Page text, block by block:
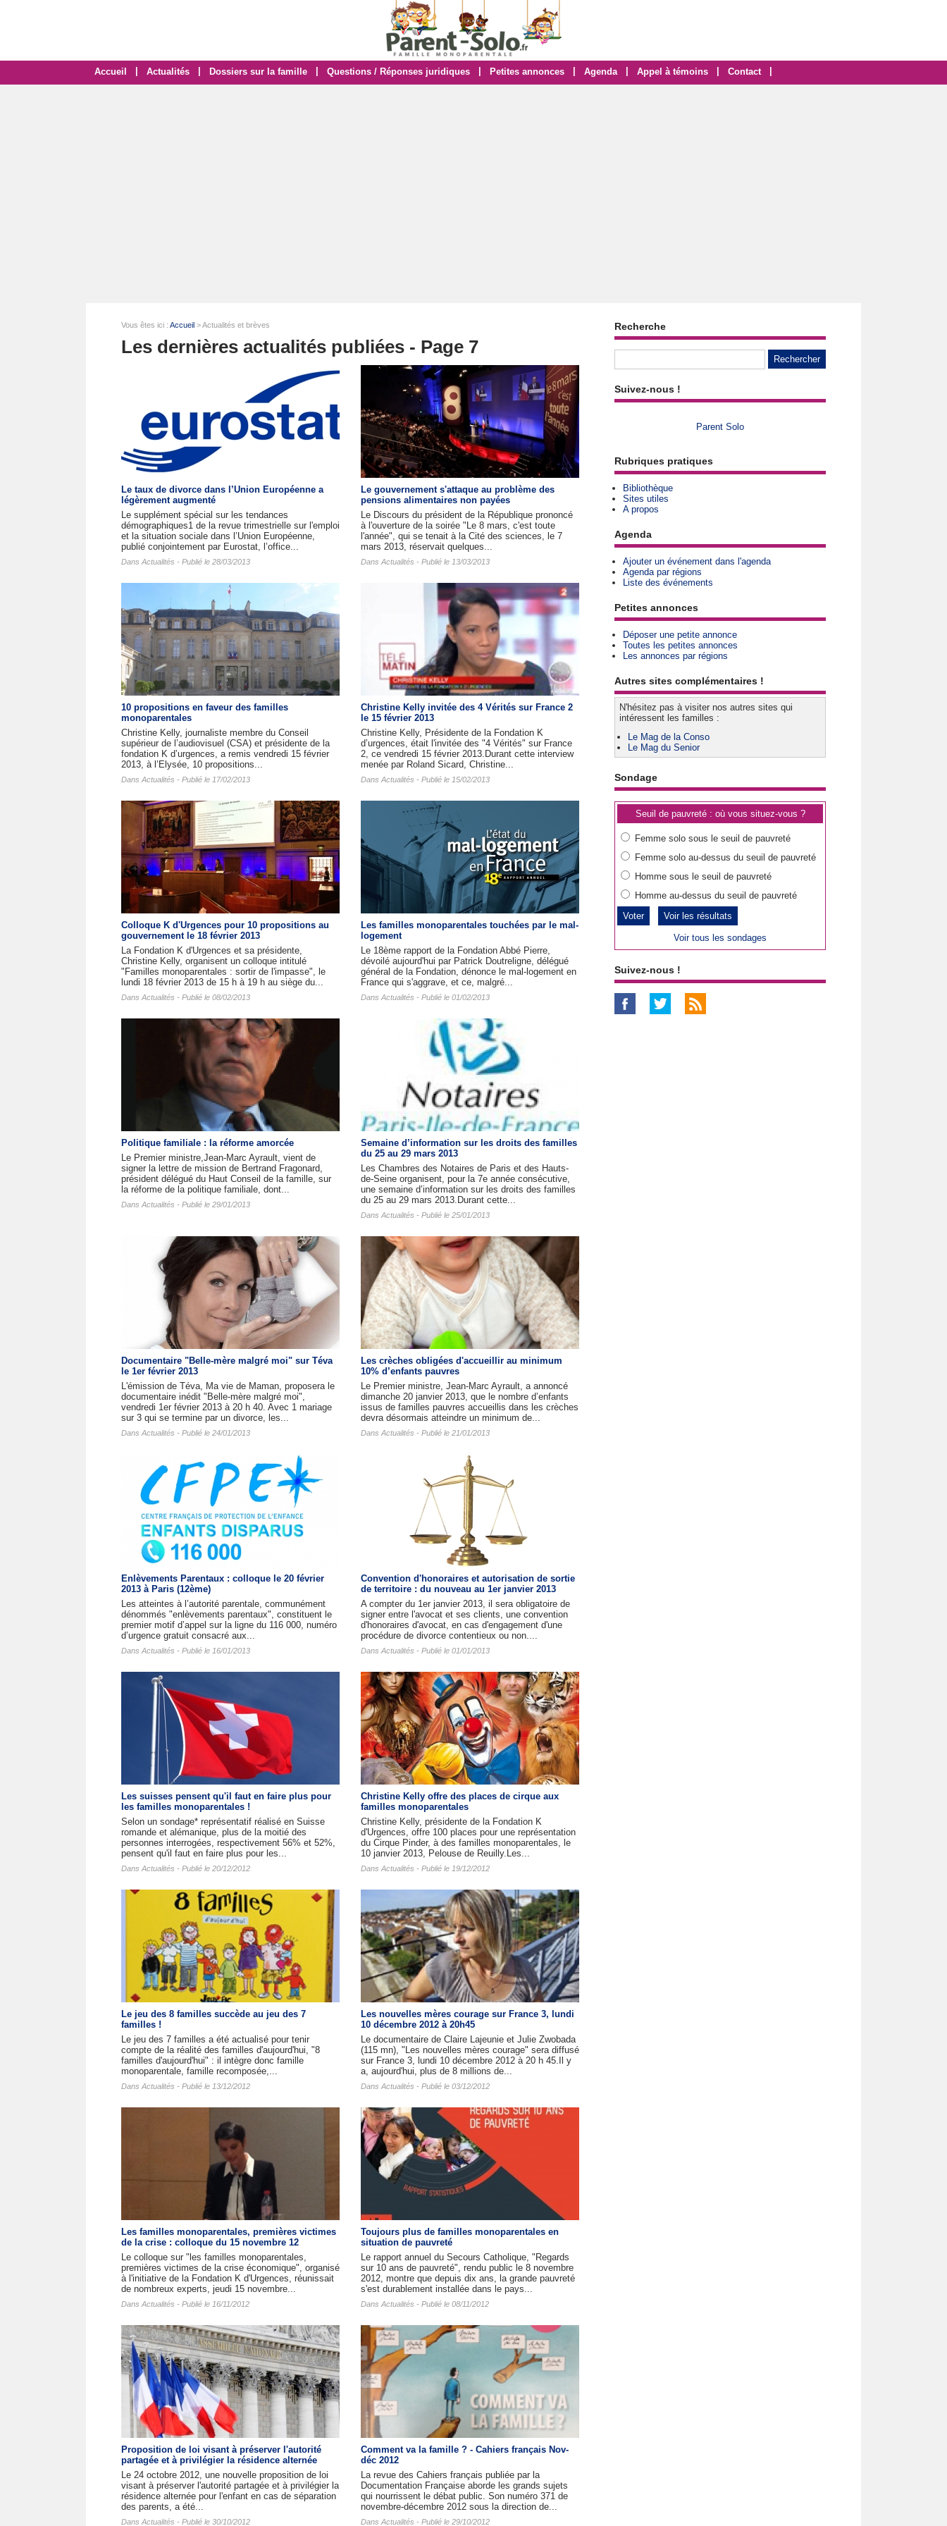
Accueil Actualités Dossiers sur la famille Questions / Réponses juridiques Petites annonces Agenda Appel à témoins Contact
Vous êtes ici : Accueil > Actualités et brèves
Les dernières actualités publiées - Page 7
Le taux de divorce dans l’Union Européenne a
légèrement augmenté
Le supplément spécial sur les tendances
démographiques1 de la revue trimestrielle sur l'emploi
et la situation sociale dans l’Union Européenne,
publié conjointement par Eurostat, l’office...
Dans Actualités - Publié le 28/03/2013
Le gouvernement s'attaque au problème des
pensions alimentaires non payées
Le Discours du président de la République prononcé
à l'ouverture de la soirée "Le 8 mars, c'est toute
l'année", qui se tenait à la Cité des sciences, le 7
mars 2013, réservait quelques...
Dans Actualités - Publié le 13/03/2013
10 propositions en faveur des familles
monoparentales
Christine Kelly, journaliste membre du Conseil
supérieur de l’audiovisuel (CSA) et présidente de la
fondation K d’urgences, a remis vendredi 15 février
2013, à l’Elysée, 10 propositions...
Dans Actualités - Publié le 17/02/2013
Christine Kelly invitée des 4 Vérités sur France 2
le 15 février 2013
Christine Kelly, Présidente de la Fondation K
d’urgences, était l'invitée des "4 Vérités" sur France
2, ce vendredi 15 février 2013.Durant cette interview
menée par Roland Sicard, Christine...
Dans Actualités - Publié le 15/02/2013
Colloque K d'Urgences pour 10 propositions au
gouvernement le 18 février 2013
La Fondation K d'Urgences et sa présidente,
Christine Kelly, organisent un colloque intitulé
"Familles monoparentales : sortir de l'impasse", le
lundi 18 février 2013 de 15 h à 19 h au siège du...
Dans Actualités - Publié le 08/02/2013
Les familles monoparentales touchées par le mal-
logement
Le 18ème rapport de la Fondation Abbé Pierre,
dévoilé aujourd'hui par Patrick Doutreligne, délégué
général de la Fondation, dénonce le mal-logement en
France qui s'aggrave, et ce, malgré...
Dans Actualités - Publié le 01/02/2013
Politique familiale : la réforme amorcée
Le Premier ministre,Jean-Marc Ayrault, vient de
signer la lettre de mission de Bertrand Fragonard,
président délégué du Haut Conseil de la famille, sur
la réforme de la politique familiale, dont...
Dans Actualités - Publié le 29/01/2013
Semaine d’information sur les droits des familles
du 25 au 29 mars 2013
Les Chambres des Notaires de Paris et des Hauts-
de-Seine organisent, pour la 7e année consécutive,
une semaine d’information sur les droits des familles
du 25 au 29 mars 2013.Durant cette...
Dans Actualités - Publié le 25/01/2013
Documentaire "Belle-mère malgré moi" sur Téva
le 1er février 2013
L'émission de Téva, Ma vie de Maman, proposera le
documentaire inédit "Belle-mère malgré moi",
vendredi 1er février 2013 à 20 h 40. Avec 1 mariage
sur 3 qui se termine par un divorce, les...
Dans Actualités - Publié le 24/01/2013
Les crèches obligées d'accueillir au minimum
10% d’enfants pauvres
Le Premier ministre, Jean-Marc Ayrault, a annoncé
dimanche 20 janvier 2013, que le nombre d’enfants
issus de familles pauvres accueillis dans les crèches
devra désormais atteindre un minimum de...
Dans Actualités - Publié le 21/01/2013
Enlèvements Parentaux : colloque le 20 février
2013 à Paris (12ème)
Les atteintes à l’autorité parentale, communément
dénommés "enlèvements parentaux", constituent le
premier motif d’appel sur la ligne du 116 000, numéro
d’urgence gratuit consacré aux...
Dans Actualités - Publié le 16/01/2013
Convention d'honoraires et autorisation de sortie
de territoire : du nouveau au 1er janvier 2013
A compter du 1er janvier 2013, il sera obligatoire de
signer entre l'avocat et ses clients, une convention
d'honoraires d'avocat, en cas d'engagement d'une
procédure de divorce contentieux ou non....
Dans Actualités - Publié le 01/01/2013
Les suisses pensent qu'il faut en faire plus pour
les familles monoparentales !
Selon un sondage* représentatif réalisé en Suisse
romande et alémanique, plus de la moitié des
personnes interrogées, respectivement 56% et 52%,
pensent qu'il faut en faire plus pour les...
Dans Actualités - Publié le 20/12/2012
Christine Kelly offre des places de cirque aux
familles monoparentales
Christine Kelly, présidente de la Fondation K
d'Urgences, offre 100 places pour une représentation
du Cirque Pinder, à des familles monoparentales, le
10 janvier 2013, Pelouse de Reuilly.Les...
Dans Actualités - Publié le 19/12/2012
Le jeu des 8 familles succède au jeu des 7
familles !
Le jeu des 7 familles a été actualisé pour tenir
compte de la réalité des familles d'aujourd'hui, "8
familles d'aujourd'hui" : il intègre donc famille
monoparentale, famille recomposée,...
Dans Actualités - Publié le 13/12/2012
Les nouvelles mères courage sur France 3, lundi
10 décembre 2012 à 20h45
Le documentaire de Claire Lajeunie et Julie Zwobada
(115 mn), "Les nouvelles mères courage" sera diffusé
sur France 3, lundi 10 décembre 2012 à 20 h 45.Il y
a, aujourd'hui, plus de 8 millions de...
Dans Actualités - Publié le 03/12/2012
Les familles monoparentales, premières victimes
de la crise : colloque du 15 novembre 12
Le colloque sur "les familles monoparentales,
premières victimes de la crise économique", organisé
à l'initiative de la Fondation K d'Urgences, réunissait
de nombreux experts, jeudi 15 novembre...
Dans Actualités - Publié le 16/11/2012
Toujours plus de familles monoparentales en
situation de pauvreté
Le rapport annuel du Secours Catholique, "Regards
sur 10 ans de pauvreté", rendu public le 8 novembre
2012, montre que depuis dix ans, la grande pauvreté
s'est durablement installée dans le pays...
Dans Actualités - Publié le 08/11/2012
Proposition de loi visant à préserver l'autorité
partagée et à privilégier la résidence alternée
Le 24 octobre 2012, une nouvelle proposition de loi
visant à préserver l'autorité partagée et à privilégier la
résidence alternée pour l'enfant en cas de séparation
des parents, a été...
Dans Actualités - Publié le 30/10/2012
Comment va la famille ? - Cahiers français Nov-
déc 2012
La revue des Cahiers français publiée par la
Documentation Française aborde les grands sujets
qui nourrissent le débat public. Son numéro 371 de
novembre-décembre 2012 sous la direction de...
Dans Actualités - Publié le 29/10/2012
Recherche
Suivez-nous !
Parent Solo
Rubriques pratiques
Bibliothèque
Sites utiles
A propos
Agenda
Ajouter un événement dans l'agenda
Agenda par régions
Liste des événements
Petites annonces
Déposer une petite annonce
Toutes les petites annonces
Les annonces par régions
Autres sites complémentaires !
N'hésitez pas à visiter nos autres sites qui
intéressent les familles :
Le Mag de la Conso
Le Mag du Senior
Sondage
Seuil de pauvreté : où vous situez-vous ?
Femme solo sous le seuil de pauvreté
Femme solo au-dessus du seuil de pauvreté
Homme sous le seuil de pauvreté
Homme au-dessus du seuil de pauvreté
Voir les résultats
Voir tous les sondages
Suivez-nous !